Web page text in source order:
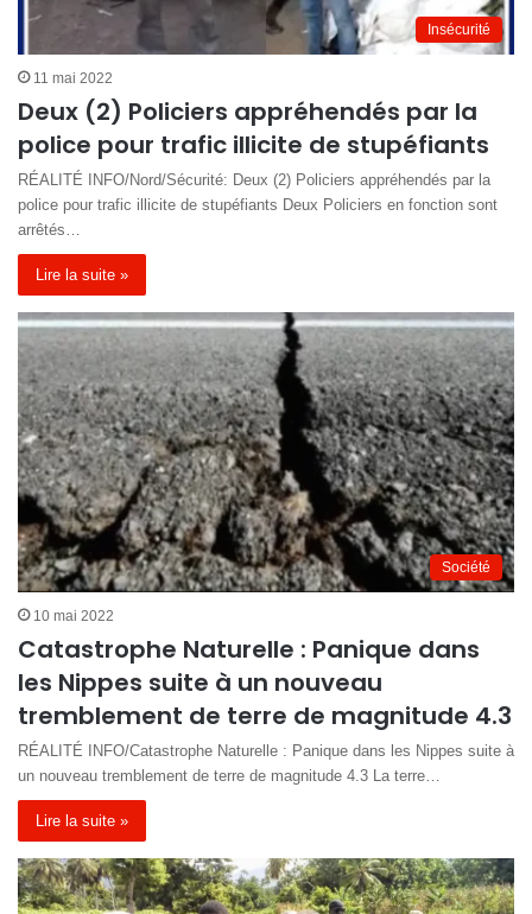
Insécurité
11 mai 2022
Deux (2) Policiers appréhendés par la
police pour trafic illicite de stupéfiants
RÉALITÉ INFO/Nord/Sécurité: Deux (2) Policiers appréhendés par la
police pour trafic illicite de stupéfiants Deux Policiers en fonction sont
arrêtés…
Lire la suite »
Société
10 mai 2022
Catastrophe Naturelle : Panique dans
les Nippes suite à un nouveau
tremblement de terre de magnitude 4.3
RÉALITÉ INFO/Catastrophe Naturelle : Panique dans les Nippes suite à
un nouveau tremblement de terre de magnitude 4.3 La terre…
Lire la suite »